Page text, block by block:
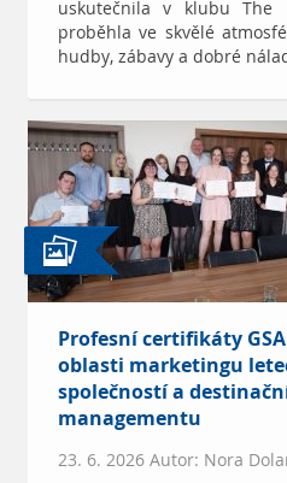
uskutečnila v klubu The
proběhla ve skvělé
hudby, zábavy a dobré
Profesní certifikáty
oblasti marketingu
společností a
managementu
23. 6. 2026 Autor: Nora